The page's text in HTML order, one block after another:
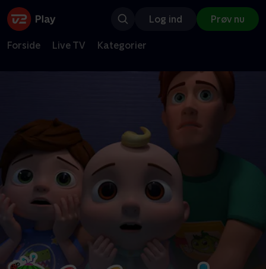
Log ind Prøv nu
Forside Live TV Kategorier